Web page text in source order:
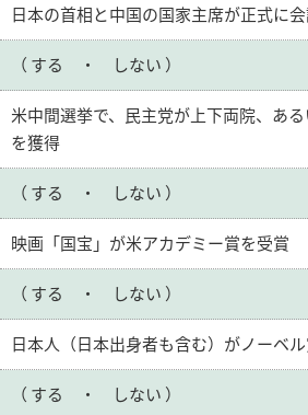
日本の首相と中国の国家主席が正式に
（ する ・ しない ）
米中間選挙で、民主党が上下両院、あ
を獲得
（ する ・ しない ）
映画「国宝」が米アカデミー賞を受賞
（ する ・ しない ）
日本人（日本出身者も含む）がノーベ
（ する ・ しない ）